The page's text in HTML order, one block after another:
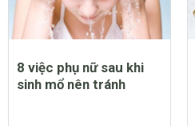
8 việc phụ nữ sau khi
sinh mổ nên tránh